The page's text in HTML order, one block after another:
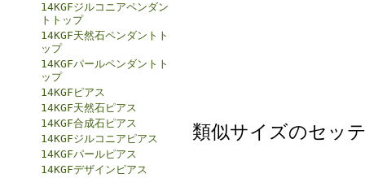
14KGFジルコニアペンダン
トトップ
14KGF天然石ペンダントト
ップ
14KGFパールペンダントト
ップ
14KGFピアス
14KGF天然石ピアス
14KGF合成石ピアス
14KGFジルコニアピアス
14KGFパールピアス
14KGFデザインピアス
類似サイズのセッ